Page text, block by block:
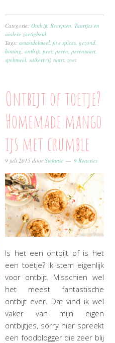
Categorie:Ontbijt,Recepten,Taartjes en
andere zoetigheid
Tags:amandelmeel,five spices, gezond,
honing,ontbijt,peer,peren,perentaart,
speltmeel,suikervrij,taart,zoet
Ontbijt of toetje?
Homemade mango
ijs met crumble
9 juli 2015 doorStefanie 9 Reacties
Is het een ontbijt of is het
een toetje? Ik stem eigenlijk
voor ontbijt. Misschien wel
het meest fantastische
ontbijt ever. Dat vind ik wel
vaker van mijn eigen
ontbijtjes, sorry hier spreekt
een foodblogger die zeer blij